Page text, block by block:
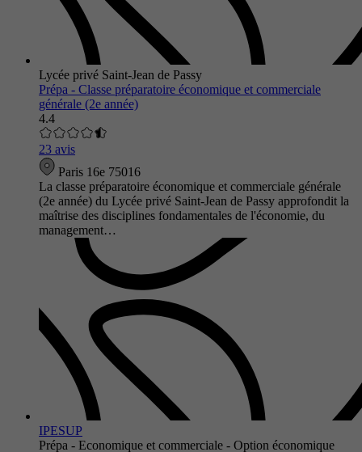
Lycée privé Saint-Jean de Passy
Prépa - Classe préparatoire économique et commerciale
générale (2e année)
4.4
23 avis
Paris 16e 75016
La classe préparatoire économique et commerciale générale
(2e année) du Lycée privé Saint-Jean de Passy approfondit la
maîtrise des disciplines fondamentales de l'économie, du
management…
IPESUP
Prépa - Economique et commerciale - Option économique